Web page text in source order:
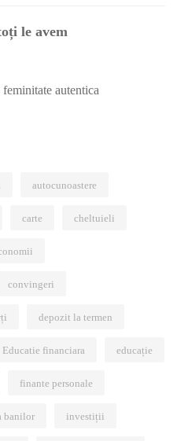
le avem
autocunoastere
carte cheltuieli
convingeri
depozit la termen
Educatie financiara educație
finante personale
banilor investiții